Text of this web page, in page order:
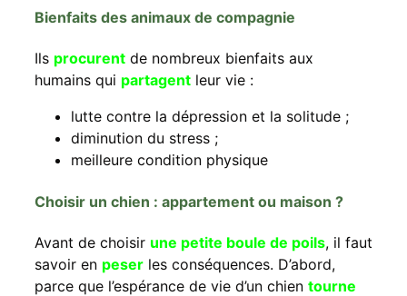
Bienfaits des animaux de compagnie
Ils procurent de nombreux bienfaits aux
humains qui partagent leur vie :
lutte contre la dépression et la solitude ;
diminution du stress ;
meilleure condition physique
Choisir un chien : appartement ou maison ?
Avant de choisir une petite boule de poils, il faut
savoir en peser les conséquences. D’abord,
parce que l’espérance de vie d’un chien tourne